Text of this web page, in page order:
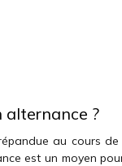
alternance ?
au cours
est un moyen